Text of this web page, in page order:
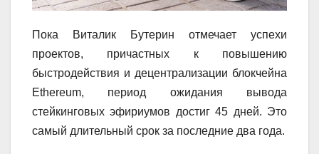
Пока Виталик Бутерин отмечает успехи
проектов, причастных к повышению
быстродействия и децентрализации блокчейна
Ethereum, период ожидания вывода
стейкинговых эфириумов достиг 45 дней. Это
самый длительный срок за последние два года.